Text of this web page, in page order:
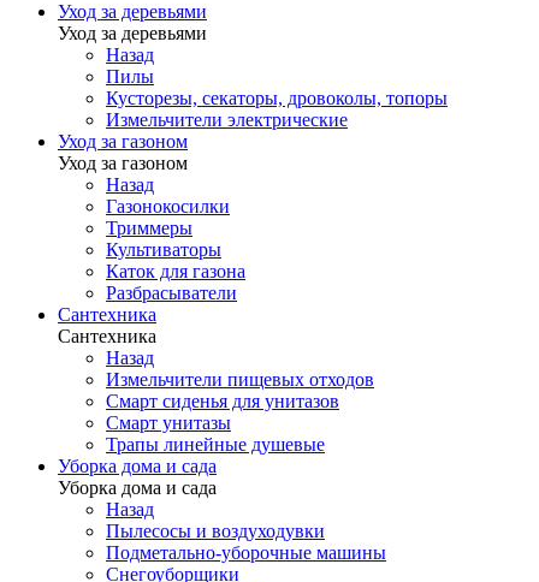
Уход за деревьями
Уход за деревьями
Назад
Пилы
Кусторезы, секаторы, дровоколы, топоры
Измельчители электрические
Уход за газоном
Уход за газоном
Назад
Газонокосилки
Триммеры
Культиваторы
Каток для газона
Разбрасыватели
Сантехника
Сантехника
Назад
Измельчители пищевых отходов
Смарт сиденья для унитазов
Смарт унитазы
Трапы линейные душевые
Уборка дома и сада
Уборка дома и сада
Назад
Пылесосы и воздуходувки
Подметально-уборочные машины
Снегоуборщики